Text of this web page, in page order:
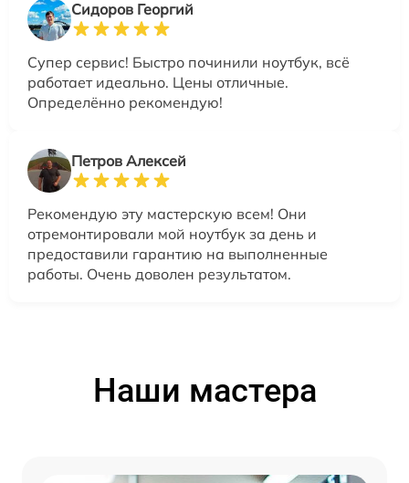
Сидоров Георгий
Супер сервис! Быстро починили ноутбук, всё
работает идеально. Цены отличные.
Определённо рекомендую!
Петров Алексей
Рекомендую эту мастерскую всем! Они
отремонтировали мой ноутбук за день и
предоставили гарантию на выполненные
работы. Очень доволен результатом.
Наши мастера